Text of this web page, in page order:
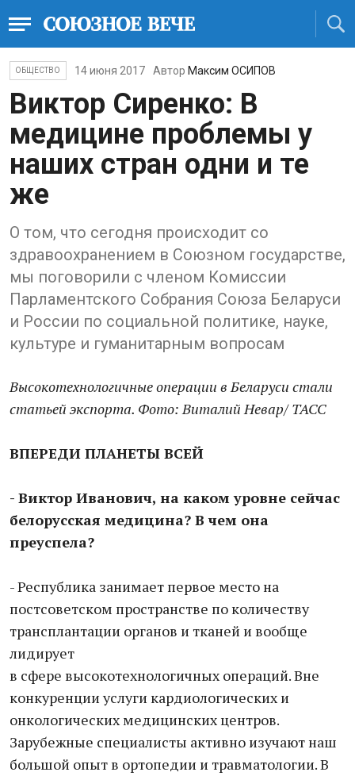
ОБЩЕСТВО 14 июня 2017 Автор Максим ОСИПОВ
Виктор Сиренко: В
медицине проблемы у
наших стран одни и те
же
О том, что сегодня происходит со
здравоохранением в Союзном государстве,
мы поговорили с членом Комиссии
Парламентского Собрания Союза Беларуси
и России по социальной политике, науке,
культуре и гуманитарным вопросам
Высокотехнологичные операции в Беларуси стали
статьей экспорта. Фото: Виталий Невар/ ТАСС
ВПЕРЕДИ ПЛАНЕТЫ ВСЕЙ
- Виктор Иванович, на каком уровне сейчас
белорусская медицина? В чем она
преуспела?
- Республика занимает первое место на
постсоветском пространстве по количеству
трансплантации органов и тканей и вообще
лидирует
в сфере высокотехнологичных операций. Вне
конкуренции услуги кардиологических и
онкологических медицинских центров.
Зарубежные специалисты активно изучают наш
большой опыт в ортопедии и травматологии. В